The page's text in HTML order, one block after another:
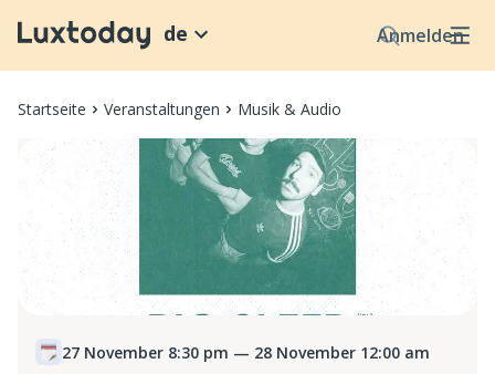
Anmelden
de
Startseite Veranstaltungen Musik & Audio
27 November 8:30 pm — 28 November 12:00 am